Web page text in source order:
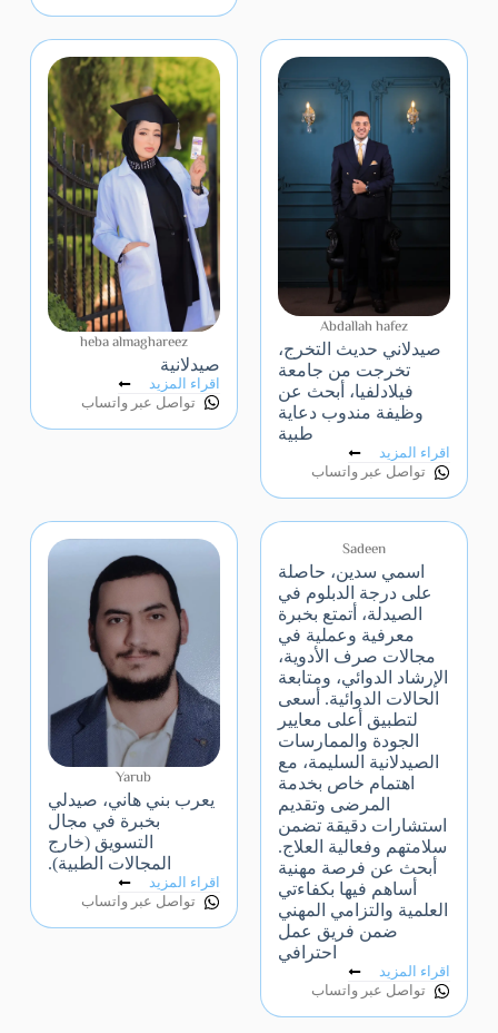
Abdallah hafez
صيدلاني حديث التخرج،
تخرجت من جامعة
فيلادلفيا، أبحث عن
وظيفة مندوب دعاية
طبية
اقراء المزيد
تواصل عبر واتساب
heba almaghareez
صيدلانية
اقراء المزيد
تواصل عبر واتساب
Sadeen
اسمي سدين، حاصلة
على درجة الدبلوم في
الصيدلة، أتمتع بخبرة
معرفية وعملية في
مجالات صرف الأدوية،
الإرشاد الدوائي، ومتابعة
الحالات الدوائية. أسعى
لتطبيق أعلى معايير
الجودة والممارسات
الصيدلانية السليمة، مع
اهتمام خاص بخدمة
المرضى وتقديم
استشارات دقيقة تضمن
سلامتهم وفعالية العلاج.
أبحث عن فرصة مهنية
أساهم فيها بكفاءتي
العلمية والتزامي المهني
ضمن فريق عمل
احترافي
اقراء المزيد
تواصل عبر واتساب
Yarub
يعرب بني هاني، صيدلي
بخبرة في مجال
التسويق (خارج
المجالات الطبية).
اقراء المزيد
تواصل عبر واتساب